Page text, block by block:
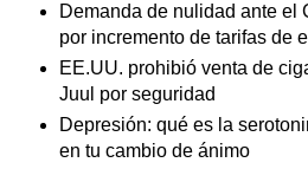
Demanda de nulidad ante el
por incremento de tarifas de
EE.UU. prohibió venta de
Juul por seguridad
Depresión: qué es la
en tu cambio de ánimo